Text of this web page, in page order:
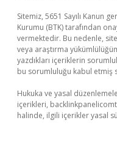
Sitemiz, 5651 Sayılı Kanun
Kurumu (BTK) tarafından
vermektedir. Bu nedenle,
veya araştırma
yazdıkları içeriklerin
bu sorumluluğu kabul etmiş
Hukuka ve yasal
içerikleri,
halinde, ilgili içerikler yasal